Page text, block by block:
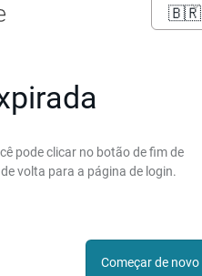
🇧🇷
pode clicar no botão de fim de
volta para a página de login.
Começar de novo